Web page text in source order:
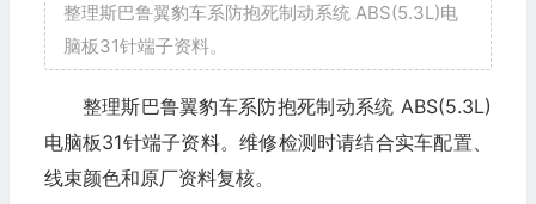
整理斯巴鲁翼豹车系防抱死制动系统 ABS(5.3L)电
脑板31针端子资料。
整理斯巴鲁翼豹车系防抱死制动系统 ABS(5.3L)
电脑板31针端子资料。维修检测时请结合实车配置、
线束颜色和原厂资料复核。